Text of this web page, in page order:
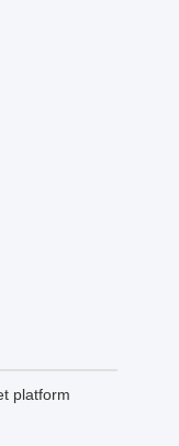
platform